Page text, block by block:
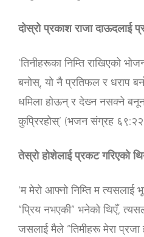
दोस्रो प्रकाश राजा दाऊदलाई
‘तिनीहरूका निम्‍ति राखिएको
बनोस्‌, यो नै प्रतिफल र धराप
धमिला होऊन्‌ र देख्‍न नसक्‍ने
कुप्रिरहोस्‌’ (भजन संग्रह
तेस्रो होशेलाई प्रकट गरिएको
‘म मेरो आफ्‍नो निम्‍ति म त्‍यसलाई
“प्रिय नभएकी” भनेको थिएँ,
जसलाई मैले “तिमीहरू मेरा प्रजा